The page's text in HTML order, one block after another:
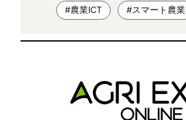
#農業ICT #スマート農業